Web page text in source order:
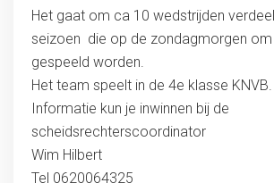
Het gaat om ca 10 wedstrijden
seizoen die op de zondagmorgen om
gespeeld worden.
Het team speelt in de 4e klasse KNVB.
Informatie kun je inwinnen bij de
scheidsrechterscoordinator
Wim Hilbert
Tel 0620064325